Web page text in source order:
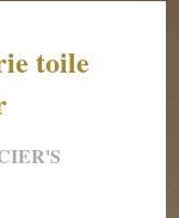
toile